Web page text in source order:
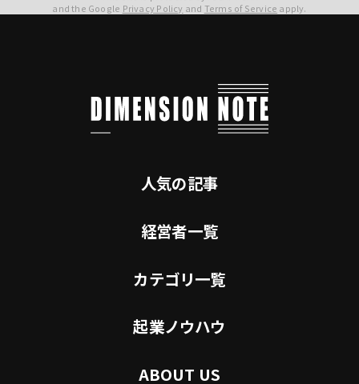
and the Google Privacy Policy and Terms of Service apply.
人気の記事
経営者一覧
カテゴリ一覧
起業ノウハウ
ABOUT US